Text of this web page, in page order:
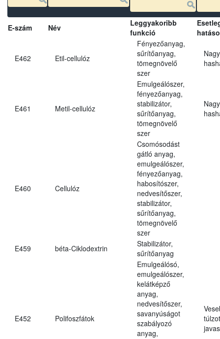
E-szám Név
Leggyakoribb
funkció
E462 Etil-cellulóz
Fényezőanyag,
sűrítőanyag,
tömegnövelő
szer
E461 Metil-cellulóz
Emulgeálószer,
fényezőanyag,
stabilizátor,
sűrítőanyag,
tömegnövelő
szer
E460 Cellulóz
Csomósodást
gátló anyag,
emulgeálószer,
fényezőanyag,
habosítószer,
nedvesítőszer,
stabilizátor,
sűrítőanyag,
tömegnövelő
szer
E459
béta-Ciklodextrin
Stabilizátor,
sűrítőanyag
E452 Polifoszfátok
Emulgeálósó,
emulgeálószer,
kelátképző
anyag,
nedvesítőszer,
savanyúságot
szabályozó
anyag,